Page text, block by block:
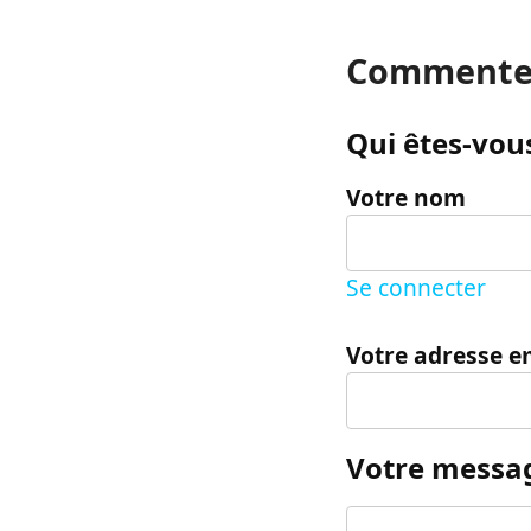
Qui êtes-
Votre nom
Se connecter
Votre adresse
Votre